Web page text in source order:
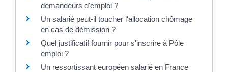
demandeurs d'emploi ?
Un salarié peut-il toucher l'allocation chômage
en cas de démission ?
Quel justificatif fournir pour s'inscrire à Pôle
emploi ?
Un ressortissant européen salarié en France